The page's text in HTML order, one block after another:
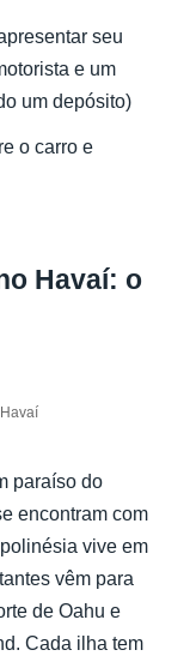
seu
e um
um depósito)
o carro e
Havaí: o
paraíso do
encontram com
vive em
vêm para
de Oahu e
Cada ilha tem